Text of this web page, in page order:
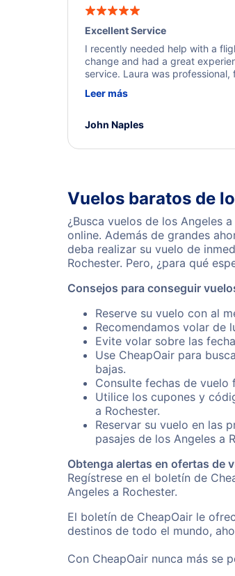
Excellent Service
I recently needed help with a
change and had a great
service. Laura was
a solution and kept me informed
Leer más
John Naples
Vuelos baratos de
¿Busca vuelos de los Angeles
online. Además de grandes
deba realizar su vuelo de
Rochester. Pero, ¿para qué
Consejos para conseguir
Reserve su vuelo con al
Recomendamos volar de
Evite volar sobre las
Use CheapOair para
bajas.
Consulte fechas de vuelo
Utilice los cupones y
a Rochester.
Reservar su vuelo en las
pasajes de los Angeles a
Obtenga alertas en ofertas de
Regístrese en el boletín de
Angeles a Rochester.
El boletín de CheapOair le
destinos de todo el mundo,
Con CheapOair nunca más se